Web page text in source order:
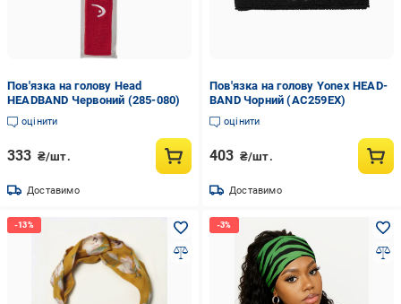
Пов'язка на голову Head
HEADBAND Червоний (285-080)
оцінити
333 ₴/шт.
Доставимо
Пов'язка на голову Yonex HEAD-
BAND Чорний (AC259EX)
оцінити
403 ₴/шт.
Доставимо